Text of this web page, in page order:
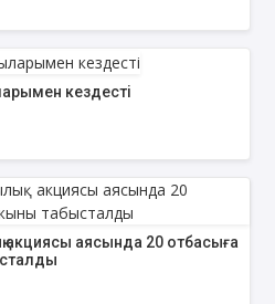
кездесті
акциясы аясында 20 отбасыға